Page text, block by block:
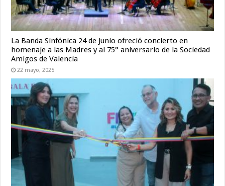
La Banda Sinfónica 24 de Junio ofreció concierto en
homenaje a las Madres y al 75° aniversario de la Sociedad
Amigos de Valencia
22 mayo, 2025